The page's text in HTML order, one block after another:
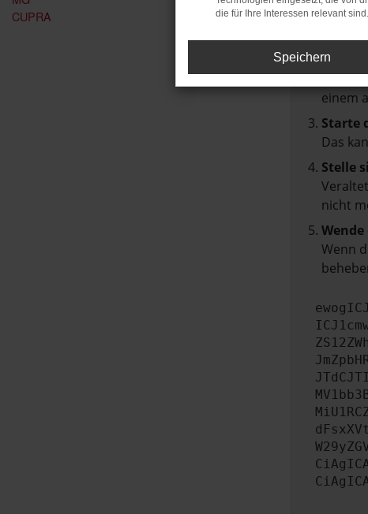
CUPRA
Prüfe
einem
Starte
Das
Stelle
nicht
Wenn
die für Ihre Interessen relevant sind.
Speichern